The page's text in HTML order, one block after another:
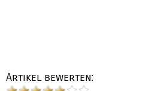
Artikel bewerten: